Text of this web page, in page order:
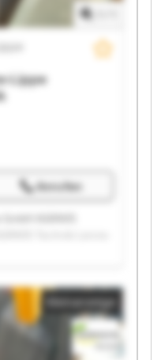
Lippe
Anrufen
AGRAVIS
Lippe GmbH
Technik Lenne-
Lippe GmbH
AGRAVIS
Technik Lenne-
Lippe GmbH
Kleinanzeige